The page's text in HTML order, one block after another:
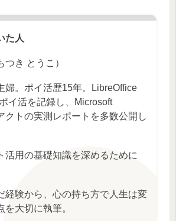
た人
つき とうこ）
婦。ポイ活歴15年。LibreOffice
イ活を記録し、Microsoft
クトの実測レポートを多数公開し
活用の基礎知識を深めるために
経験から、心の持ち方で人生は変
を大切に執筆。